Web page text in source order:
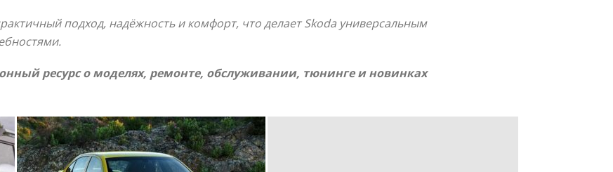
подход, надёжность и комфорт, что делает Skoda универсальным
ресурс о моделях, ремонте, обслуживании, тюнинге и новинках